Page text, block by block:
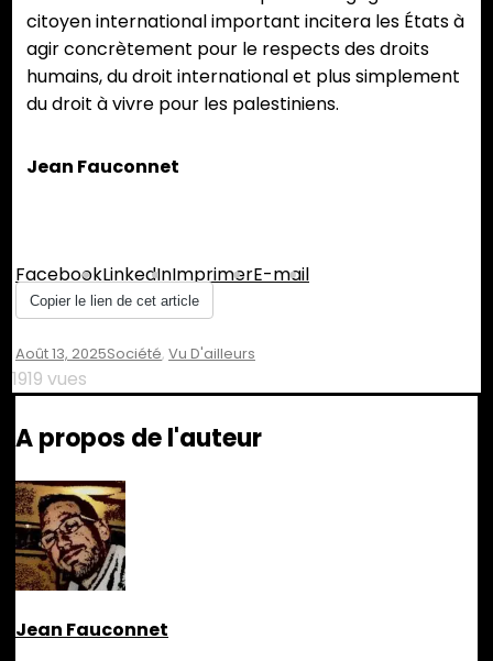
citoyen international important incitera les États à
agir concrètement pour le respects des droits
humains, du droit international et plus simplement
du droit à vivre pour les palestiniens.
Jean Fauconnet
FacebookLinkedInImprimerE-mail
Copier le lien de cet article
Août 13, 2025Société, Vu D'ailleurs
1919 vues
A propos de l'auteur
Jean Fauconnet